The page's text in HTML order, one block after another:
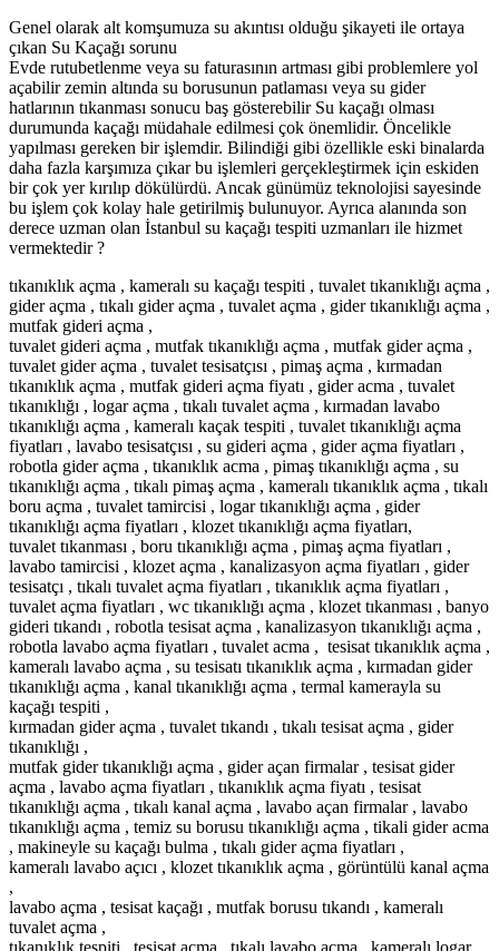
Genel olarak alt komşumuza su akıntısı olduğu şikayeti ile ortaya
çıkan Su Kaçağı sorunu
Evde rutubetlenme veya su faturasının artması gibi problemlere yol
açabilir zemin altında su borusunun patlaması veya su gider
hatlarının tıkanması sonucu baş gösterebilir Su kaçağı olması
durumunda kaçağı müdahale edilmesi çok önemlidir. Öncelikle
yapılması gereken bir işlemdir. Bilindiği gibi özellikle eski binalarda
daha fazla karşımıza çıkar bu işlemleri gerçekleştirmek için eskiden
bir çok yer kırılıp dökülürdü. Ancak günümüz teknolojisi sayesinde
bu işlem çok kolay hale getirilmiş bulunuyor. Ayrıca alanında son
derece uzman olan İstanbul su kaçağı tespiti uzmanları ile hizmet
vermektedir ?
tıkanıklık açma , kameralı su kaçağı tespiti , tuvalet tıkanıklığı açma ,
gider açma , tıkalı gider açma , tuvalet açma , gider tıkanıklığı açma ,
mutfak gideri açma ,
tuvalet gideri açma , mutfak tıkanıklığı açma , mutfak gider açma ,
tuvalet gider açma , tuvalet tesisatçısı , pimaş açma , kırmadan
tıkanıklık açma , mutfak gideri açma fiyatı , gider acma , tuvalet
tıkanıklığı , logar açma , tıkalı tuvalet açma , kırmadan lavabo
tıkanıklığı açma , kameralı kaçak tespiti , tuvalet tıkanıklığı açma
fiyatları , lavabo tesisatçısı , su gideri açma , gider açma fiyatları ,
robotla gider açma , tıkanıklık acma , pimaş tıkanıklığı açma , su
tıkanıklığı açma , tıkalı pimaş açma , kameralı tıkanıklık açma , tıkalı
boru açma , tuvalet tamircisi , logar tıkanıklığı açma , gider
tıkanıklığı açma fiyatları , klozet tıkanıklığı açma fiyatları,
tuvalet tıkanması , boru tıkanıklığı açma , pimaş açma fiyatları ,
lavabo tamircisi , klozet açma , kanalizasyon açma fiyatları , gider
tesisatçı , tıkalı tuvalet açma fiyatları , tıkanıklık açma fiyatları ,
tuvalet açma fiyatları , wc tıkanıklığı açma , klozet tıkanması , banyo
gideri tıkandı , robotla tesisat açma , kanalizasyon tıkanıklığı açma ,
robotla lavabo açma fiyatları , tuvalet acma , tesisat tıkanıklık açma ,
kameralı lavabo açma , su tesisatı tıkanıklık açma , kırmadan gider
tıkanıklığı açma , kanal tıkanıklığı açma , termal kamerayla su
kaçağı tespiti ,
kırmadan gider açma , tuvalet tıkandı , tıkalı tesisat açma , gider
tıkanıklığı ,
mutfak gider tıkanıklığı açma , gider açan firmalar , tesisat gider
açma , lavabo açma fiyatları , tıkanıklık açma fiyatı , tesisat
tıkanıklığı açma , tıkalı kanal açma , lavabo açan firmalar , lavabo
tıkanıklığı açma , temiz su borusu tıkanıklığı açma , tikali gider acma
, makineyle su kaçağı bulma , tıkalı gider açma fiyatları ,
kameralı lavabo açıcı , klozet tıkanıklık açma , görüntülü kanal açma
,
lavabo açma , tesisat kaçağı , mutfak borusu tıkandı , kameralı
tuvalet açma ,
tıkanıklık tespiti , tesisat açma , tıkalı lavabo açma , kameralı logar